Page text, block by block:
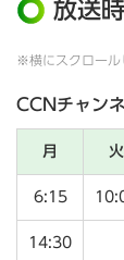
放送
※横にスクロール
CCNチャン
月 火
6:15
14:30